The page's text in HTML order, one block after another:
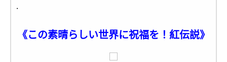
.
《この素晴らしい世界に祝福を！紅伝説》